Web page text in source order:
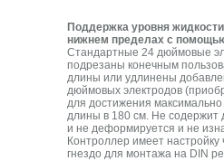
Поддержка уровня
нижнем пределах с
Стандартные 24 дюймовые
подрезаны конечным
длины или удлинены
дюймовых электродов
для достижения
длины в 180 см. Не содержит
и не деформируется и не
Контроллер имеет настройку
гнездо для монтажа на DIN